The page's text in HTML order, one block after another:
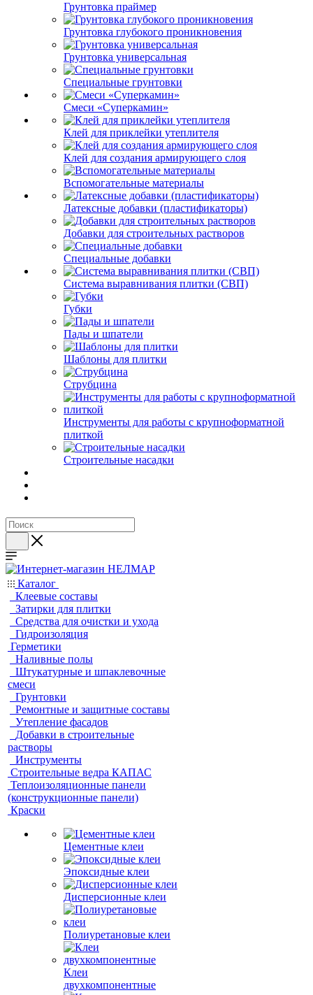
Грунтовка праймер
Грунтовка глубокого проникновения
Грунтовка универсальная
Специальные грунтовки
Смеси «Суперкамин»
Клей для приклейки утеплителя
Клей для создания армирующего слоя
Вспомогательные материалы
Латексные добавки (пластификаторы)
Добавки для строительных растворов
Специальные добавки
Система выравнивания плитки (СВП)
Губки
Пады и шпатели
Шаблоны для плитки
Струбцина
Инструменты для работы с крупноформатной
плиткой
Строительные насадки
Каталог
Клеевые составы
Затирки для плитки
Средства для очистки и ухода
Гидроизоляция
Герметики
Наливные полы
Штукатурные и шпаклевочные
смеси
Грунтовки
Ремонтные и защитные составы
Утепление фасадов
Добавки в строительные
растворы
Инструменты
Строительные ведра КАПАС
Теплоизоляционные панели
(конструкционные панели)
Краски
Цементные клеи
Эпоксидные клеи
Дисперсионные клеи
Полиуретановые клеи
Клеи
двухкомпонентные